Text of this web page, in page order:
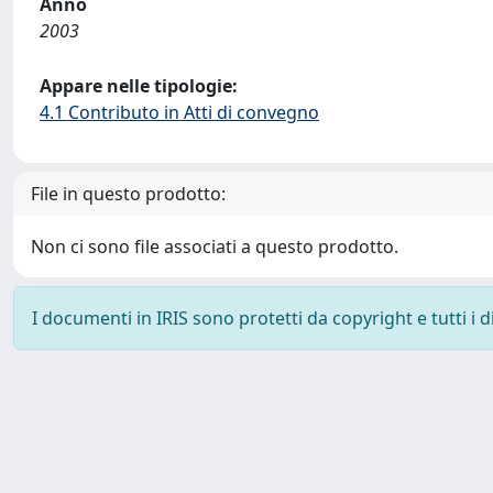
2003
Appare nelle tipologie:
4.1 Contributo in Atti di convegno
File in questo prodotto:
Non ci sono file associati a questo prodotto.
I documenti in IRIS sono protetti da copyright e tutti i